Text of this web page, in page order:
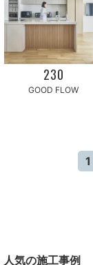
230
GOOD FLOW
1
人気の施工事例